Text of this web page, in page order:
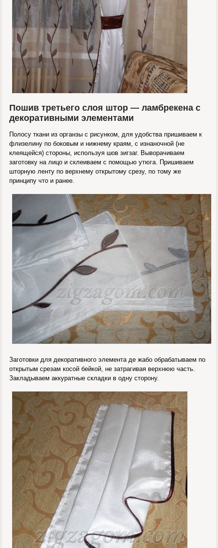
Пошив третьего слоя штор — ламбрекена с
декоративными элементами
Полосу ткани из органзы с рисунком, для удобства пришиваем к
флизелину по боковым и нижнему краям, с изнаночной (не
клеящейся) стороны, используя шов зигзаг. Выворачиваем
заготовку на лицо и склеиваем с помощью утюга. Пришиваем
шторную ленту по верхнему открытому срезу, по тому же
принципу что и ранее.
Заготовки для декоративного элемента де жабо обрабатываем по
открытым срезам косой бейкой, не затрагивая верхнюю часть.
Закладываем аккуратные складки в одну сторону.